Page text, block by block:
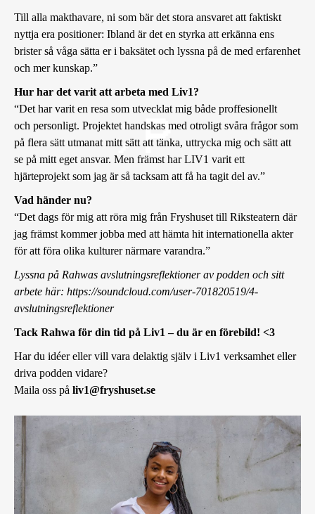
Till alla makthavare, ni som bär det stora ansvaret att faktiskt
nyttja era positioner: Ibland är det en styrka att erkänna ens
brister så våga sätta er i baksätet och lyssna på de med erfarenhet
och mer kunskap.”
Hur har det varit att arbeta med Liv1?
“Det har varit en resa som utvecklat mig både proffesionellt
och personligt. Projektet handskas med otroligt svåra frågor som
på flera sätt utmanat mitt sätt att tänka, uttrycka mig och sätt att
se på mitt eget ansvar. Men främst har LIV1 varit ett
hjärteprojekt som jag är så tacksam att få ha tagit del av.”
Vad händer nu?
“Det dags för mig att röra mig från Fryshuset till Riksteatern där
jag främst kommer jobba med att hämta hit internationella akter
för att föra olika kulturer närmare varandra.”
Lyssna på Rahwas avslutningsreflektioner av podden och sitt
arbete här: https://soundcloud.com/user-701820519/4-
avslutningsreflektioner
Tack Rahwa för din tid på Liv1 – du är en förebild! <3
Har du idéer eller vill vara delaktig själv i Liv1 verksamhet eller
driva podden vidare?
Maila oss på liv1@fryshuset.se